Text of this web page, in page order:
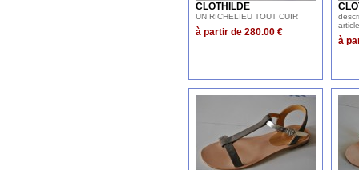
CLOTHILDE
UN RICHELIEU TOUT CUIR
à partir de 280.00 €
article
à